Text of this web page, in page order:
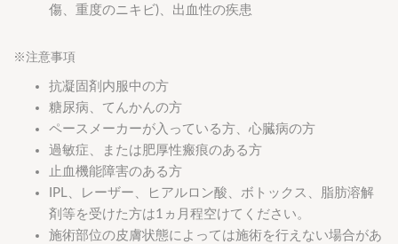
傷、重度のニキビ)、出血性の疾患
※注意事項
抗凝固剤内服中の方
糖尿病、てんかんの方
ペースメーカーが入っている方、心臓病の方
過敏症、または肥厚性瘢痕のある方
止血機能障害のある方
IPL、レーザー、ヒアルロン酸、ボトックス、脂肪溶解
剤等を受けた方は1ヵ月程空けてください。
施術部位の皮膚状態によっては施術を行えない場合があ